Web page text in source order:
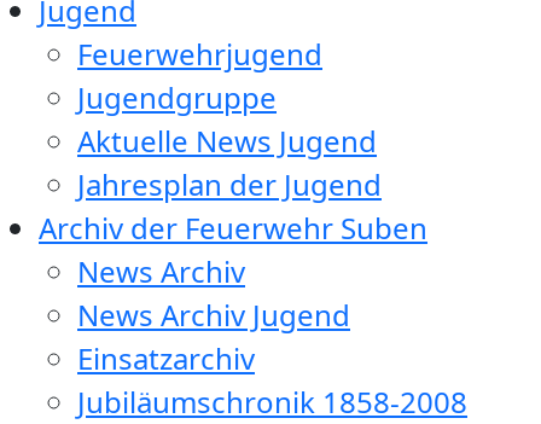
Jugend
Feuerwehrjugend
Jugendgruppe
Aktuelle News Jugend
Jahresplan der Jugend
Archiv der Feuerwehr Suben
News Archiv
News Archiv Jugend
Einsatzarchiv
Jubiläumschronik 1858-2008